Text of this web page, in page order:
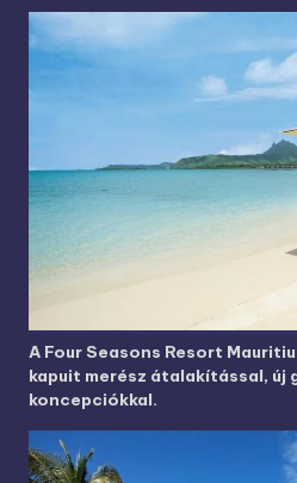
A Four Seasons Resort
kapuit merész átalakítással, új
koncepciókkal.